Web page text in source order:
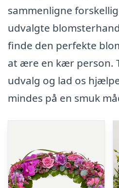
sammenligne
udvalgte
finde den perfekte
at ære en kær person.
udvalg og lad os
mindes på en smuk